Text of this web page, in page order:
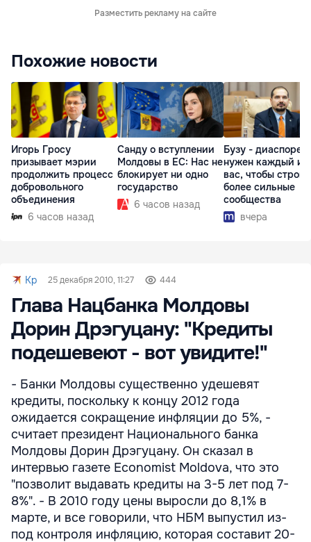
Разместить рекламу на сайте
Похожие новости
Игорь Гросу
призывает мэрии
продолжить процесс
добровольного
объединения
6 часов назад
Санду о вступлении
Молдовы в ЕС: Нас не
блокирует ни одно
государство
6 часов назад
Бузу - диаспоре:
нужен каждый из
вас, чтобы
более сильные
сообщества
вчера
Kp 25 декабря 2010, 11:27 444
Глава Нацбанка Молдовы
Дорин Дрэгуцану: "Кредиты
подешевеют - вот увидите!"
- Банки Молдовы существенно удешевят
кредиты, поскольку к концу 2012 года
ожидается сокращение инфляции до 5%, -
считает президент Национального банка
Молдовы Дорин Дрэгуцану. Он сказал в
интервью газете Economist Moldova, что это
"позволит выдавать кредиты на 3-5 лет под 7-
8%". - В 2010 году цены выросли до 8,1% в
марте, и все говорили, что НБМ выпустил из-
под контроля инфляцию, которая составит 20-